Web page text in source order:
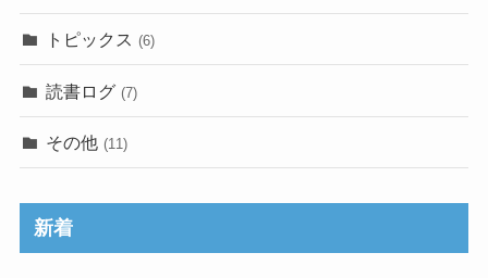
トピックス (6)
読書ログ (7)
その他 (11)
新着